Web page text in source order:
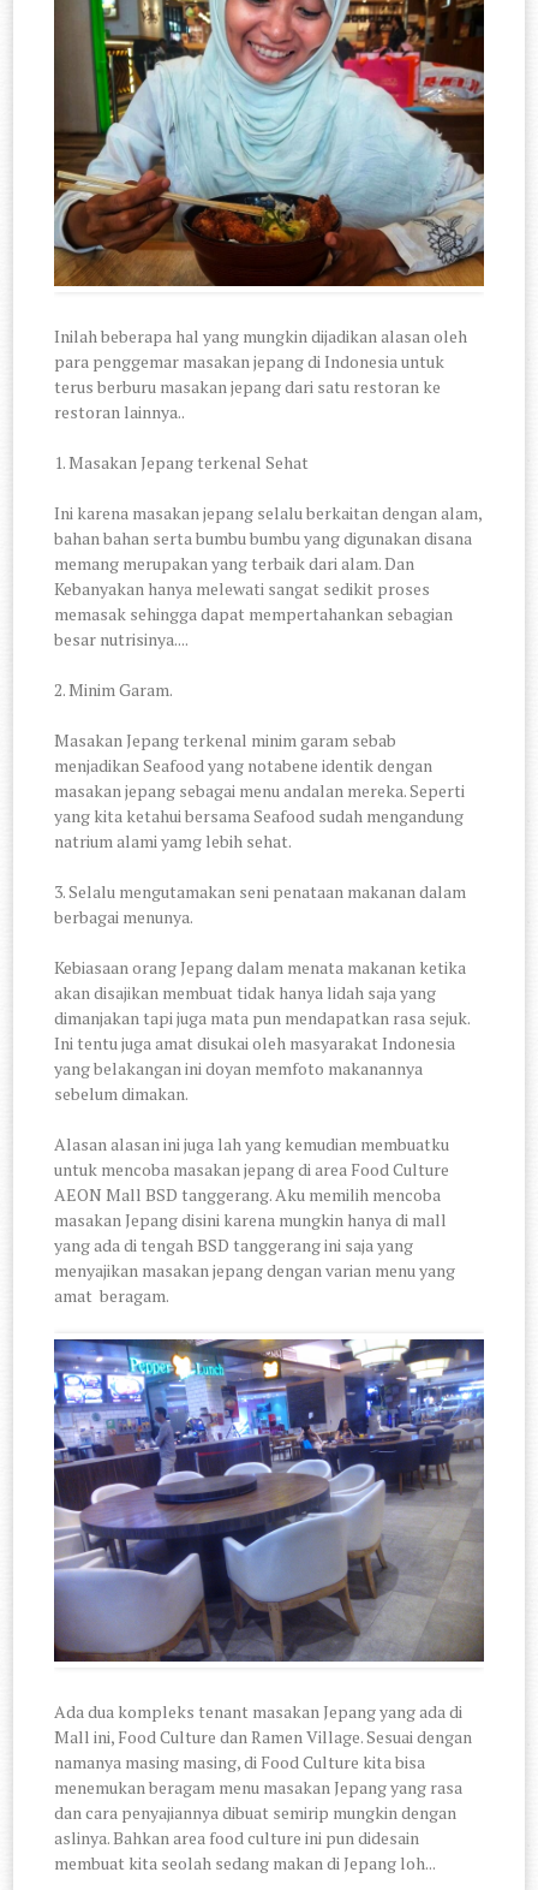
Inilah beberapa hal yang mungkin dijadikan alasan oleh
para penggemar masakan jepang di Indonesia untuk
terus berburu masakan jepang dari satu restoran ke
restoran lainnya..
1. Masakan Jepang terkenal Sehat
Ini karena masakan jepang selalu berkaitan dengan alam,
bahan bahan serta bumbu bumbu yang digunakan disana
memang merupakan yang terbaik dari alam. Dan
Kebanyakan hanya melewati sangat sedikit proses
memasak sehingga dapat mempertahankan sebagian
besar nutrisinya....
2. Minim Garam.
Masakan Jepang terkenal minim garam sebab
menjadikan Seafood yang notabene identik dengan
masakan jepang sebagai menu andalan mereka. Seperti
yang kita ketahui bersama Seafood sudah mengandung
natrium alami yamg lebih sehat.
3. Selalu mengutamakan seni penataan makanan dalam
berbagai menunya.
Kebiasaan orang Jepang dalam menata makanan ketika
akan disajikan membuat tidak hanya lidah saja yang
dimanjakan tapi juga mata pun mendapatkan rasa sejuk.
Ini tentu juga amat disukai oleh masyarakat Indonesia
yang belakangan ini doyan memfoto makanannya
sebelum dimakan.
Alasan alasan ini juga lah yang kemudian membuatku
untuk mencoba masakan jepang di area Food Culture
AEON Mall BSD tanggerang. Aku memilih mencoba
masakan Jepang disini karena mungkin hanya di mall
yang ada di tengah BSD tanggerang ini saja yang
menyajikan masakan jepang dengan varian menu yang
amat beragam.
Ada dua kompleks tenant masakan Jepang yang ada di
Mall ini, Food Culture dan Ramen Village. Sesuai dengan
namanya masing masing, di Food Culture kita bisa
menemukan beragam menu masakan Jepang yang rasa
dan cara penyajiannya dibuat semirip mungkin dengan
aslinya. Bahkan area food culture ini pun didesain
membuat kita seolah sedang makan di Jepang loh...